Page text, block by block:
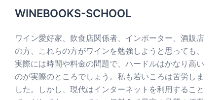
WINEBOOKS-SCHOOL
ワイン愛好家、飲食店関係者、インポーター、酒販店
の方、これらの方がワインを勉強しようと思っても、
実際には時間や料金の問題で、ハードルはかなり高い
のが実際のところでしょう。私も若いころは苦労しま
した。しかし、現代はインターネットを利用すること